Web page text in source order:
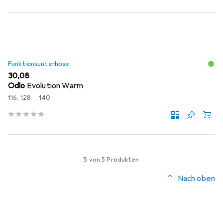
Funktionsunterhose
EUR
30,08
Odlo Evolution Warm
116, 128 140
5 von 5 Produkten
Nach oben